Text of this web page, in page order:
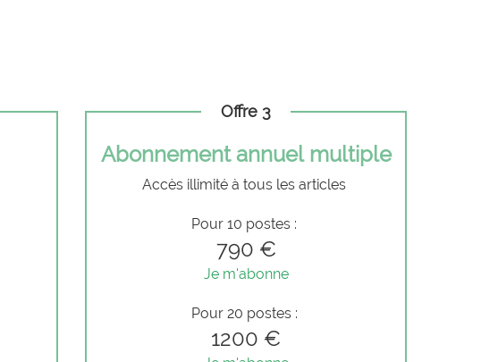
Offre 3
Abonnement annuel multiple
Accès illimité à tous les articles
Pour 10 postes :
790 €
Je m'abonne
Pour 20 postes :
1200 €